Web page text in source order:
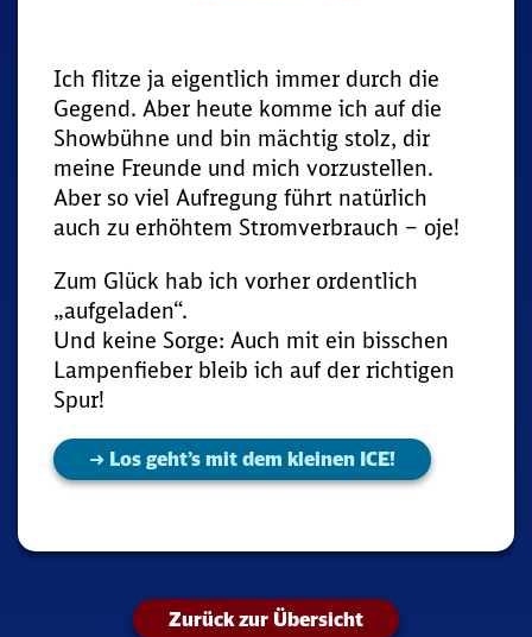
Ich flitze ja eigentlich immer durch die
Gegend. Aber heute komme ich auf die
Showbühne und bin mächtig stolz, dir
meine Freunde und mich vorzustellen.
Aber so viel Aufregung führt natürlich
auch zu erhöhtem Stromverbrauch – oje!
Zum Glück hab ich vorher ordentlich
„aufgeladen“.
Und keine Sorge: Auch mit ein bisschen
Lampenfieber bleib ich auf der richtigen
Spur!
➜ Los geht’s mit dem kleinen ICE!
Zurück zur Übersicht